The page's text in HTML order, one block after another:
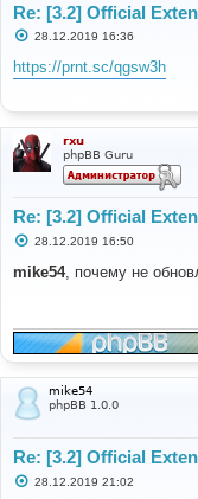
Re: [3.2] Official
С
о
б
и
е
28.12.2019 16:36
https://prnt.sc/qgsw3h
rxu
phpBB Guru
Re: [3.2] Official
С
о
б
и
е
28.12.2019 16:50
mike54, почему не
mike54
phpBB 1.0.0
Re: [3.2] Official
С28.12.2019 21:02